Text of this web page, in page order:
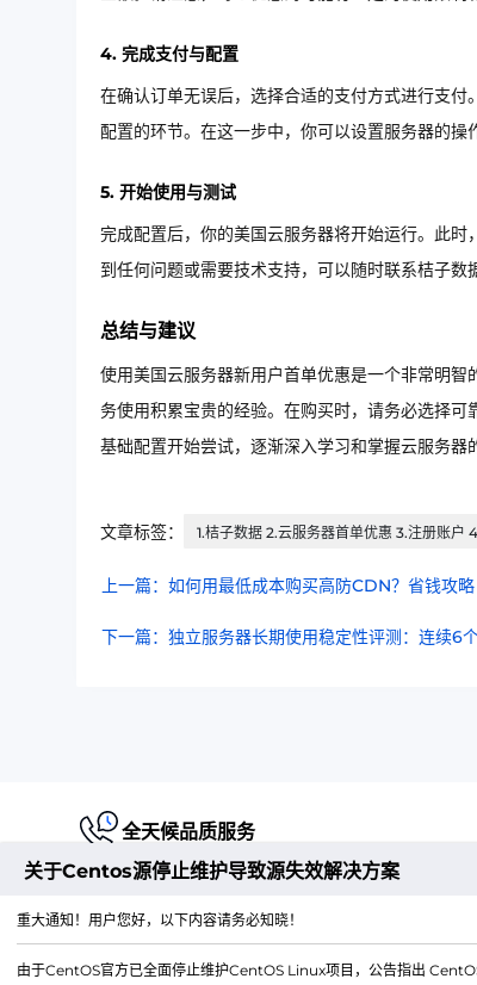
4. 完成支付与配置
在确认订单无误后，选择合适的支付方式进行支
配置的环节。在这一步中，你可以设置服务器的操
5. 开始使用与测试
完成配置后，你的美国云服务器将开始运行。此
到任何问题或需要技术支持，可以随时联系桔子数
总结与建议
使用美国云服务器新用户首单优惠是一个非常明
务使用积累宝贵的经验。在购买时，请务必选择
基础配置开始尝试，逐渐深入学习和掌握云服务器
文章标签： 1.桔子数据 2.云服务器首单优惠 3.注册账户
上一篇：如何用最低成本购买高防CDN？省钱攻略
下一篇：独立服务器长期使用稳定性评测：连续6
全天候品质服务
关于Centos源停止维护导致源失效解决方案
重大通知！用户您好，以下内容请务必知晓！
由于CentOS官方已全面停止维护CentOS Linux项目，公告指出